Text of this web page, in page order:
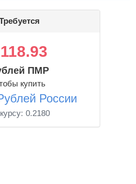
ПМР
купить
России
0.2180